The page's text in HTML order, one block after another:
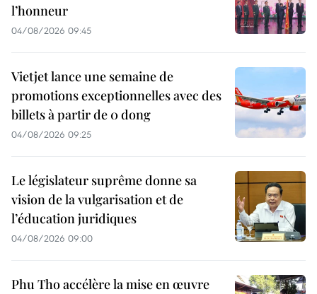
l’honneur
04/08/2026 09:45
Vietjet lance une semaine de
promotions exceptionnelles avec des
billets à partir de 0 dong
04/08/2026 09:25
Le législateur suprême donne sa
vision de la vulgarisation et de
l’éducation juridiques
04/08/2026 09:00
Phu Tho accélère la mise en œuvre